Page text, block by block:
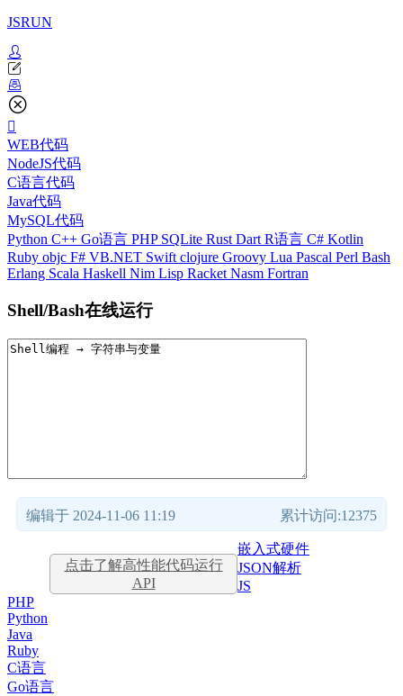
JSRUN
WEB代码
NodeJS代码
C语言代码
Java代码
MySQL代码
Python C++ Go语言 PHP SQLite Rust Dart R语言 C# Kotlin
Ruby objc F# VB.NET Swift clojure Groovy Lua Pascal Perl Bash
Erlang Scala Haskell Nim Lisp Racket Nasm Fortran
Shell/Bash在线运行
编辑于 2024-11-06 11:19 累计访问:12375
点击了解高性能代码运行
API
嵌入式硬件
JSON解析
JS
PHP
Python
Java
Ruby
C语言
Go语言